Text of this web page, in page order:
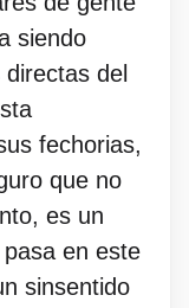
siendo
del
fechorias,
que no
es un
en este
sinsentido